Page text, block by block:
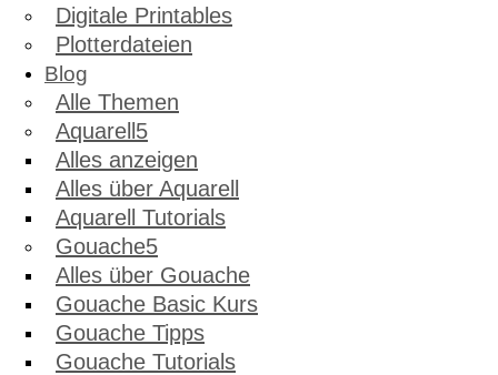
Digitale Printables
Plotterdateien
Blog
Alle Themen
Aquarell
Alles anzeigen
Alles über Aquarell
Aquarell Tutorials
Gouache
Alles über Gouache
Gouache Basic Kurs
Gouache Tipps
Gouache Tutorials